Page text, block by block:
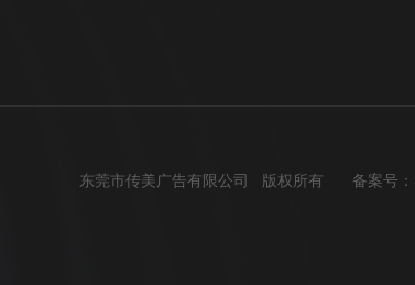
东莞市传美广告有限公司 版权所有 备案号：